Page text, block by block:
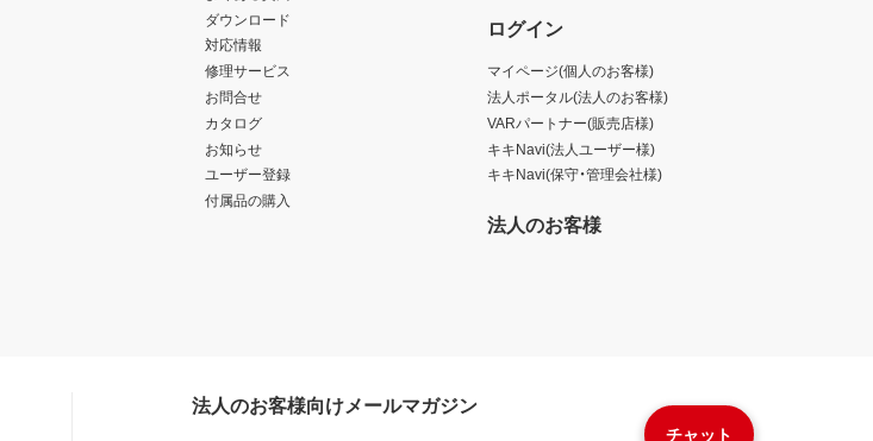
チャット
ダウンロード
対応情報
修理サービス
お問合せ
カタログ
お知らせ
ユーザー登録
付属品の購入
ログイン
マイページ(個人のお客様)
法人ポータル(法人のお客様)
VARパートナー(販売店様)
キキNavi(法人ユーザー様)
キキNavi(保守・管理会社様)
法人のお客様
法人のお客様向けメールマガジン